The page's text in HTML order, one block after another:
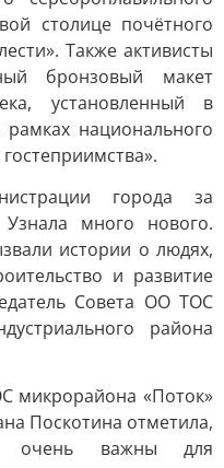
столице почётного
Также активисты
бронзовый макет
установленный в
национального
города за
Узнала много нового.
истории о людях,
и развитие
Совета ОО ТОС
района
микрорайона «Поток»
Поскотина отметила,
очень важны для